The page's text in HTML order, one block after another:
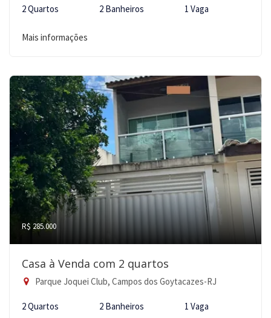
2 Quartos 2 Banheiros 1 Vaga
Mais informações
R$ 285.000
Casa à Venda com 2 quartos
Parque Joquei Club, Campos dos Goytacazes-RJ
2 Quartos 2 Banheiros 1 Vaga